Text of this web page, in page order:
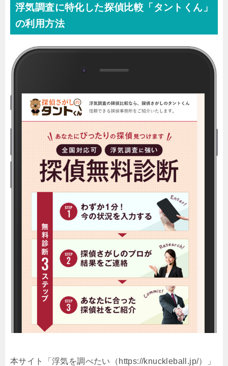
浮気調査に特化した探偵比較「タントくん」
の利用方法
本サイト「浮気を調べたい（https://knuckleball.jp/）」